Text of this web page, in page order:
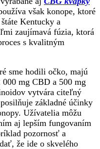
však konope, ktoré
Kentucky a
zaujímavá fúzia, ktorá
s kvalitným
sme hodili očko, majú
mg CBD a 500 mg
vytvára citeľný
základné účinky
Užívatelia môžu
aj lepším fungovaním
pozornosť a
že ide o skvelého